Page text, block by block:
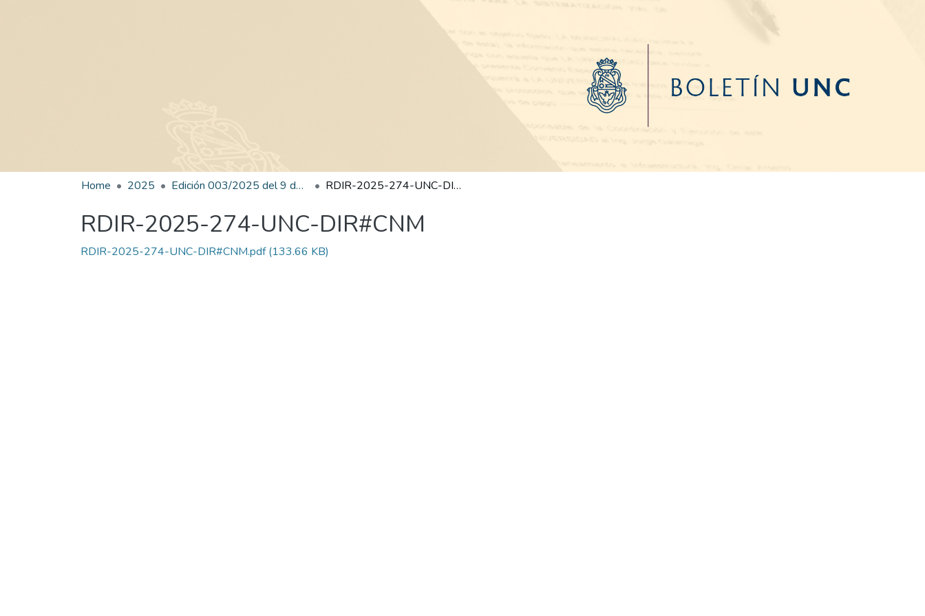
Home 2025 Edición 003/2025 del 9 de junio de 2025 RDIR-2025-274-UNC-DIR#CNM
RDIR-2025-274-UNC-DIR#CNM
RDIR-2025-274-UNC-DIR#CNM.pdf(133.66 KB)